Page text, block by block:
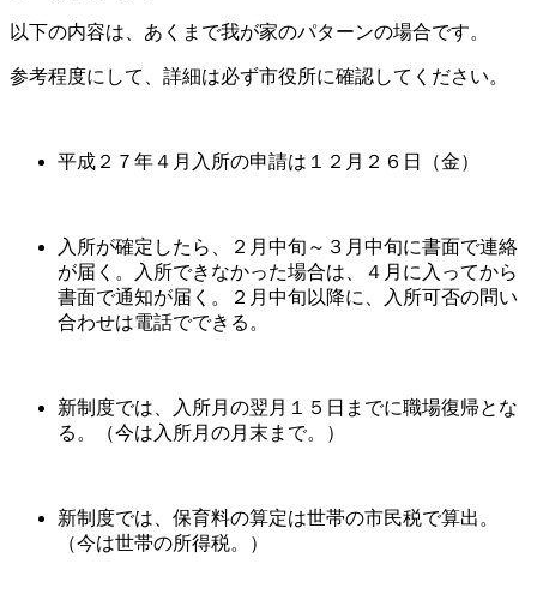
以下の内容は、あくまで我が家のパターンの場合です。
参考程度にして、詳細は必ず市役所に確認してください。
平成２７年４月入所の申請は１２月２６日（金）
入所が確定したら、２月中旬～３月中旬に書面で連絡
が届く。入所できなかった場合は、４月に入ってから
書面で通知が届く。２月中旬以降に、入所可否の問い
合わせは電話でできる。
新制度では、入所月の翌月１５日までに職場復帰とな
る。（今は入所月の月末まで。）
新制度では、保育料の算定は世帯の市民税で算出。
（今は世帯の所得税。）